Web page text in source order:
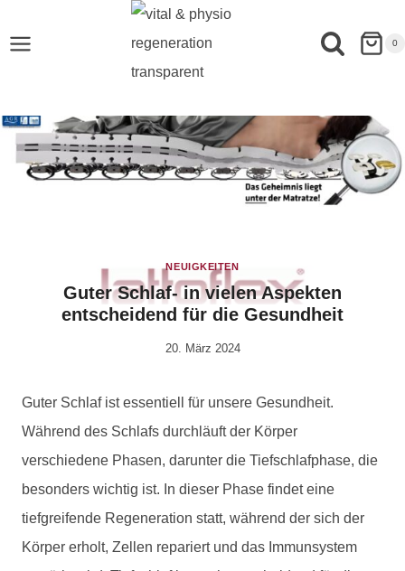
0
NEUIGKEITEN
Guter Schlaf- in vielen Aspekten
entscheidend für die Gesundheit
Von
20. März 2024
Guter Schlaf ist essentiell für unsere Gesundheit.
Während des Schlafs durchläuft der Körper
verschiedene Phasen, darunter die Tiefschlafphase, die
besonders wichtig ist. In dieser Phase findet eine
tiefgreifende Regeneration statt, während der sich der
Körper erholt, Zellen repariert und das Immunsystem